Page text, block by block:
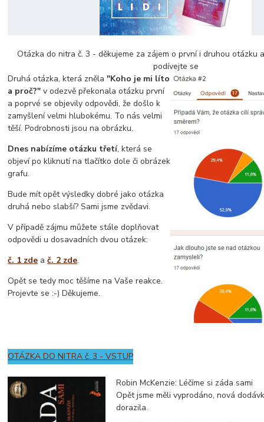
Otázka do nitra č. 3 - děkujeme za zájem o první i druhou otázku
podívejte se
Druhá otázka, která zněla"Koho je mi líto
a proč?" v odezvě překonala otázku první
a poprvé se objevily odpovědi, že došlo k
zamyšlení velmi hlubokému. To nás velmi
těší. Podrobnosti jsou na obrázku.
Dnes nabízíme otázku třetí, která se
objeví po kliknutí na tlačítko dole či obrázek
grafu.
Bude mít opět výsledky dobré jako otázka
druhá nebo slabší? Sami jsme zvědavi.
V případě zájmu můžete stále doplňovat
odpovědi u dosavadních dvou otázek:
č. 1 zde ač. 2 zde.
Opět se tedy moc těšíme na Vaše reakce.
Projevte se :-) Děkujeme.
OTÁZKA DO NITRA č. 3 - VSTUP
Robin McKenzie: Léčíme si záda sami
Opět jsme měli vyprodáno, nová
dorazila.